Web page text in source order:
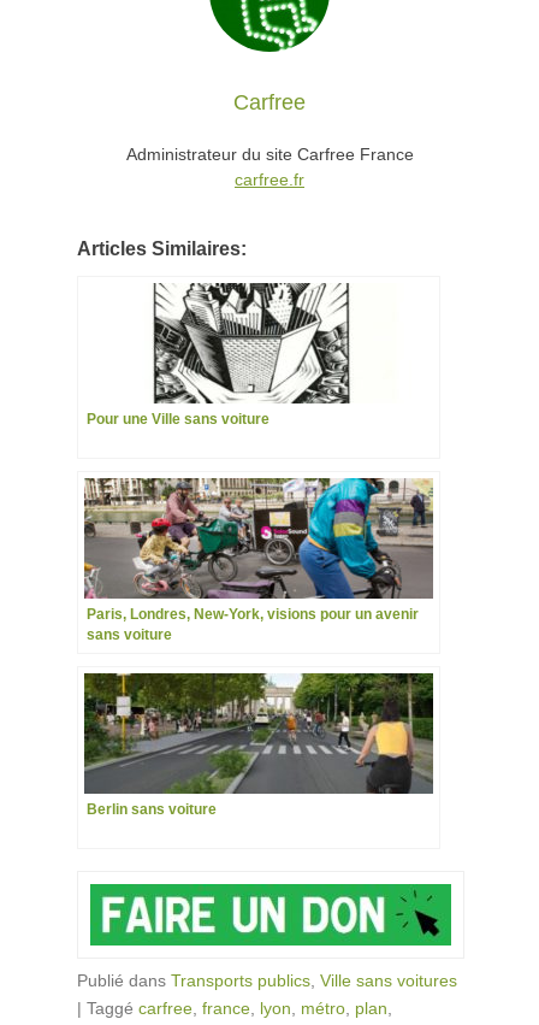
Carfree
Administrateur du site Carfree France
carfree.fr
Articles Similaires:
Pour une Ville sans voiture
Paris, Londres, New-York, visions pour un avenir
sans voiture
Berlin sans voiture
Publié dans Transports publics Ville sans voitures
| Taggé carfree france lyon métro plan